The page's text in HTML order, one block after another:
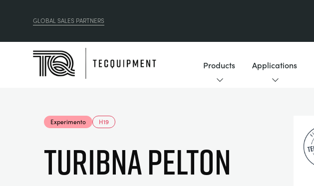
GLOBAL SALES PARTNERS
Products Applications
Experimento H19
TURIBNA PELTON